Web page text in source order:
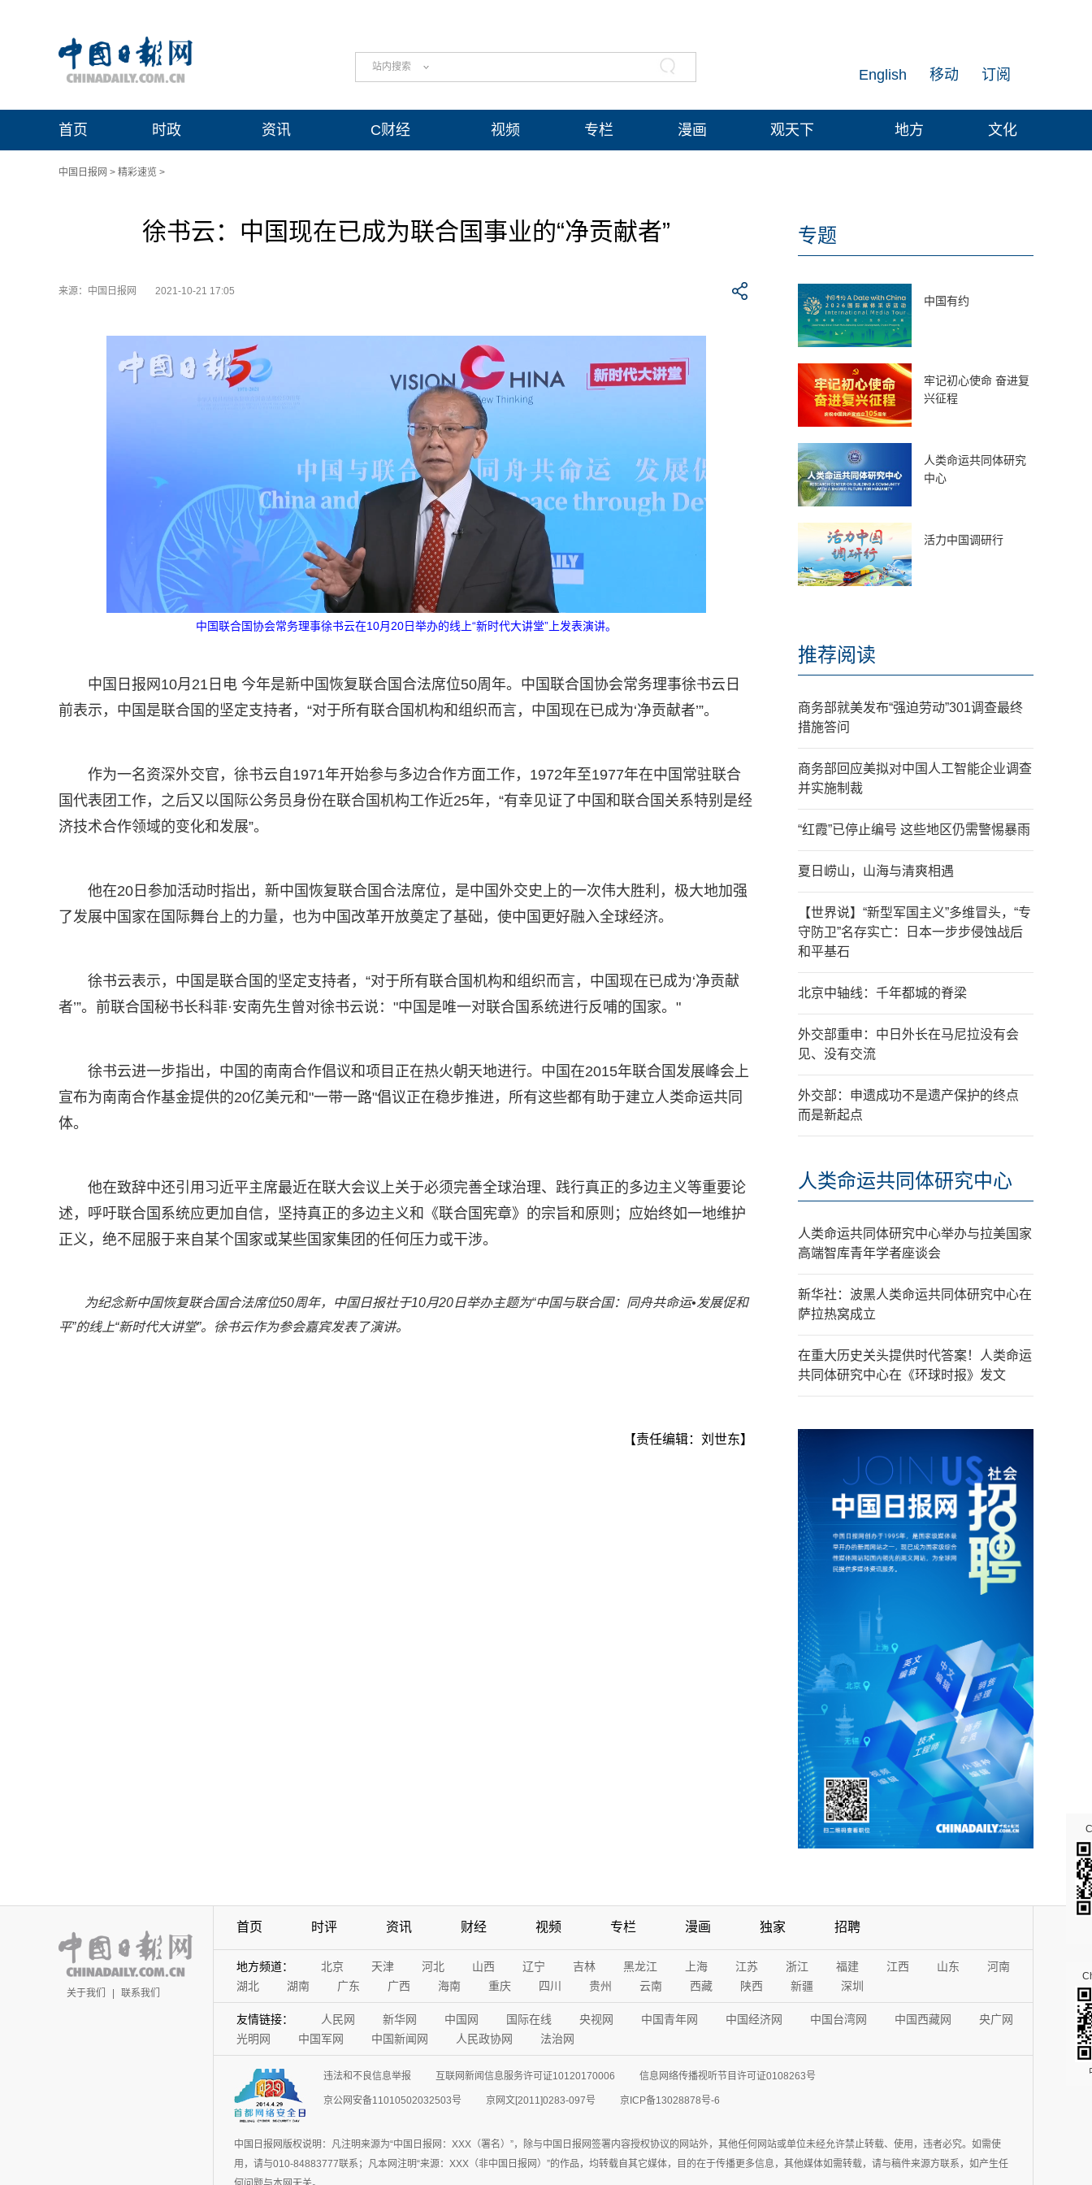
站内搜索 订阅
移动
English
首页 时政 资讯 C财经 视频 专栏 漫画 观天下 地方 文化
中国日报网 > 精彩速览 >
徐书云：中国现在已成为联合国事业的“净贡献者”
来源：中国日报网 2021-10-21 17:05
中国联合国协会常务理事徐书云在10月20日举办的线上“新时代大讲堂”上发表演讲。
中国日报网10月21日电 今年是新中国恢复联合国合法席位50周年。中国联合国协会常务理事徐书云日
前表示，中国是联合国的坚定支持者，“对于所有联合国机构和组织而言，中国现在已成为‘净贡献者’”。
作为一名资深外交官，徐书云自1971年开始参与多边合作方面工作，1972年至1977年在中国常驻联合
国代表团工作，之后又以国际公务员身份在联合国机构工作近25年，“有幸见证了中国和联合国关系特别是经
济技术合作领域的变化和发展”。
他在20日参加活动时指出，新中国恢复联合国合法席位，是中国外交史上的一次伟大胜利，极大地加强
了发展中国家在国际舞台上的力量，也为中国改革开放奠定了基础，使中国更好融入全球经济。
徐书云表示，中国是联合国的坚定支持者，“对于所有联合国机构和组织而言，中国现在已成为‘净贡献
者’”。前联合国秘书长科菲·安南先生曾对徐书云说："中国是唯一对联合国系统进行反哺的国家。"
徐书云进一步指出，中国的南南合作倡议和项目正在热火朝天地进行。中国在2015年联合国发展峰会上
宣布为南南合作基金提供的20亿美元和"一带一路"倡议正在稳步推进，所有这些都有助于建立人类命运共同
体。
他在致辞中还引用习近平主席最近在联大会议上关于必须完善全球治理、践行真正的多边主义等重要论
述，呼吁联合国系统应更加自信，坚持真正的多边主义和《联合国宪章》的宗旨和原则；应始终如一地维护
正义，绝不屈服于来自某个国家或某些国家集团的任何压力或干涉。
为纪念新中国恢复联合国合法席位50周年，中国日报社于10月20日举办主题为“中国与联合国：同舟共命运•发展促和
平”的线上“新时代大讲堂”。徐书云作为参会嘉宾发表了演讲。
【责任编辑：刘世东】
专题
中国有约
牢记初心使命 奋进复
兴征程
人类命运共同体研究
中心
活力中国调研行
推荐阅读
商务部就美发布“强迫劳动”301调查最终
措施答问
商务部回应美拟对中国人工智能企业调查
并实施制裁
“红霞”已停止编号 这些地区仍需警惕暴雨
夏日崂山，山海与清爽相遇
【世界说】“新型军国主义”多维冒头，“专
守防卫”名存实亡：日本一步步侵蚀战后
和平基石
北京中轴线：千年都城的脊梁
外交部重申：中日外长在马尼拉没有会
见、没有交流
外交部：申遗成功不是遗产保护的终点
而是新起点
人类命运共同体研究中心
人类命运共同体研究中心举办与拉美国家
高端智库青年学者座谈会
新华社：波黑人类命运共同体研究中心在
萨拉热窝成立
在重大历史关头提供时代答案！人类命运
共同体研究中心在《环球时报》发文
关于我们 | 联系我们
首页 时评 资讯 财经 视频 专栏 漫画 独家 招聘
地方频道： 北京 天津 河北 山西 辽宁 吉林 黑龙江 上海 江苏 浙江 福建 江西 山东
河南
湖北
湖南 广东 广西 海南 重庆 四川 贵州 云南 西藏 陕西 新疆 深圳
友情链接： 人民网 新华网 中国网 国际在线 央视网 中国青年网 中国经济网 中国台湾网 中国西藏网
央广网
光明网
中国军网 中国新闻网 人民政协网 法治网
违法和不良信息举报 互联网新闻信息服务许可证10120170006 信息网络传播视听节目许可证0108263号
京公网安备11010502032503号 京网文[2011]0283-097号 京ICP备13028878号-6
中国日报网版权说明：凡注明来源为“中国日报网：XXX（署名）”，除与中国日报网签署内容授权协议的网站外，其他任何网站或单位未经允许禁止转载、使用，违者必究。如需使
用，请与010-84883777联系；凡本网注明“来源：XXX（非中国日报网）”的作品，均转载自其它媒体，目的在于传播更多信息，其他媒体如需转载，请与稿件来源方联系，如产生任